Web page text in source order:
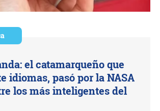
el catamarqueño que
idiomas, pasó por la NASA
los más inteligentes del